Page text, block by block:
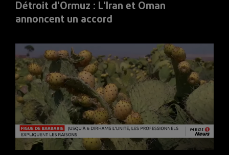
Détroit d'Ormuz : L'Iran et Oman
annoncent un accord